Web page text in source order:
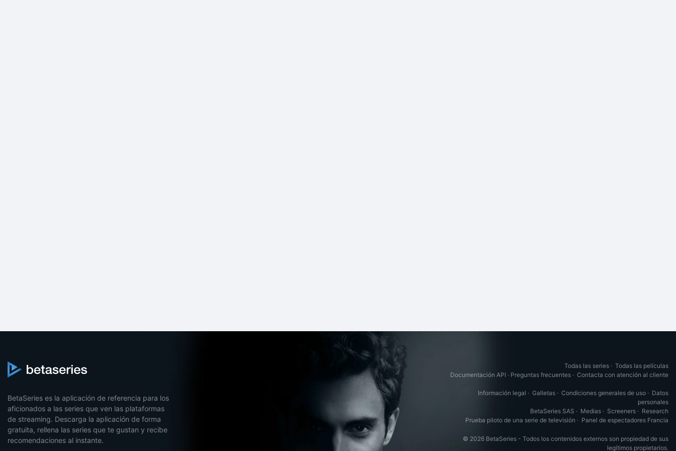
BetaSeries es la aplicación de referencia para los
aficionados a las series que ven las plataformas
de streaming. Descarga la aplicación de forma
gratuita, rellena las series que te gustan y recibe
recomendaciones al instante.
Todas las series · Todas las películas
Documentación API · Preguntas frecuentes · Contacta con atención al cliente
Información legal · Galletas · Condiciones generales de uso · Datos
personales
BetaSeries SAS · Medias · Screeners · Research
Prueba piloto de una serie de televisión · Panel de espectadores Francia
© 2026 BetaSeries - Todos los contenidos externos son propiedad de sus
legítimos propietarios.